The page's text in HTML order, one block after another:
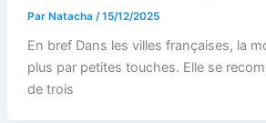
Par Natacha /15/12/2025
En bref Dans les villes françaises, la
plus par petites touches. Elle se
de trois